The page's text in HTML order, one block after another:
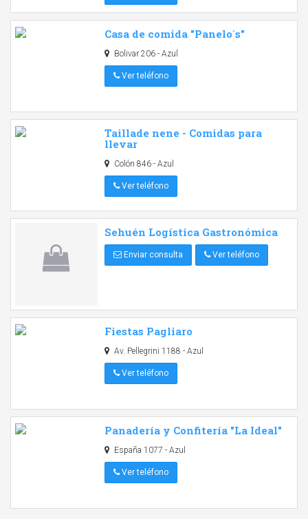
Casa de comida "Panelo´s"
Bolivar 206 - Azul
Ver teléfono
Taillade nene - Comidas para
llevar
Colón 846 - Azul
Ver teléfono
Sehuén Logística Gastronómica
Enviar consulta Ver teléfono
Fiestas Pagliaro
Av. Pellegrini 1188 - Azul
Ver teléfono
Panadería y Confitería "La Ideal"
España 1077 - Azul
Ver teléfono